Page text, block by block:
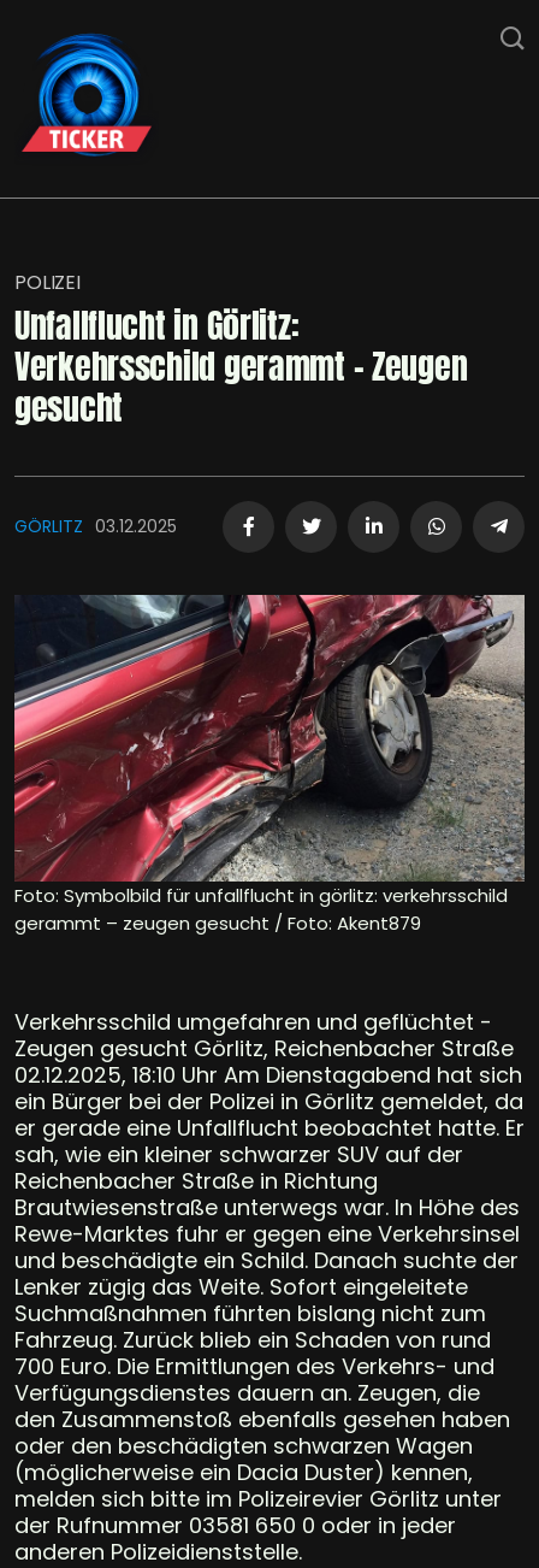
POLIZEI
Unfallflucht in Görlitz:
Verkehrsschild gerammt – Zeugen
gesucht
GÖRLITZ 03.12.2025
Foto: Symbolbild für unfallflucht in görlitz: verkehrsschild
gerammt – zeugen gesucht / Foto: Akent879
Verkehrsschild umgefahren und geflüchtet -
Zeugen gesucht Görlitz, Reichenbacher Straße
02.12.2025, 18:10 Uhr Am Dienstagabend hat sich
ein Bürger bei der Polizei in Görlitz gemeldet, da
er gerade eine Unfallflucht beobachtet hatte. Er
sah, wie ein kleiner schwarzer SUV auf der
Reichenbacher Straße in Richtung
Brautwiesenstraße unterwegs war. In Höhe des
Rewe-Marktes fuhr er gegen eine Verkehrsinsel
und beschädigte ein Schild. Danach suchte der
Lenker zügig das Weite. Sofort eingeleitete
Suchmaßnahmen führten bislang nicht zum
Fahrzeug. Zurück blieb ein Schaden von rund
700 Euro. Die Ermittlungen des Verkehrs- und
Verfügungsdienstes dauern an. Zeugen, die
den Zusammenstoß ebenfalls gesehen haben
oder den beschädigten schwarzen Wagen
(möglicherweise ein Dacia Duster) kennen,
melden sich bitte im Polizeirevier Görlitz unter
der Rufnummer 03581 650 0 oder in jeder
anderen Polizeidienststelle.